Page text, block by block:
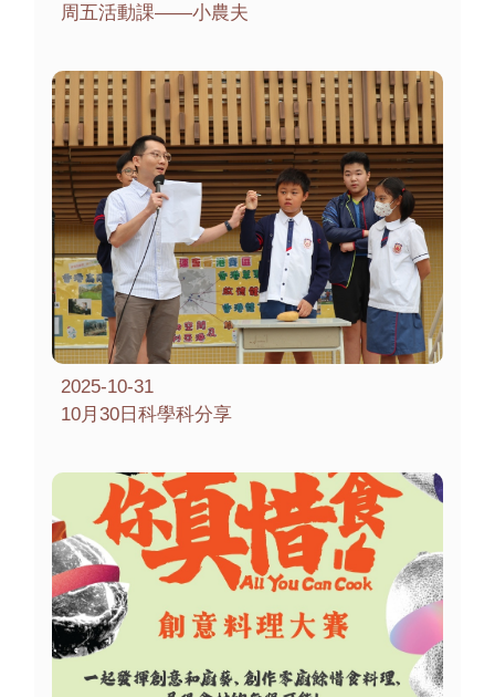
周五活動課——小農夫
2025-10-31
10月30日科學科分享